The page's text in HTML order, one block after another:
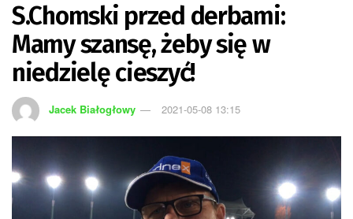
S.Chomski przed derbami:
Mamy szansę, żeby się w
niedzielę cieszyć!
Jacek Białogłowy 2021-05-08 13:15